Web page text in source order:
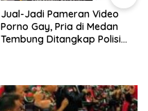
Jual-Jadi Pameran Video
Porno Gay, Pria di Medan
Tembung Ditangkap Polisi